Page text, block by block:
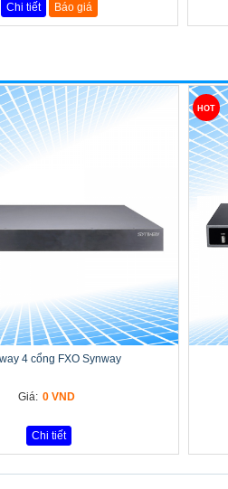
Chi tiết Báo giá
4 cổng FXO Synway
Giá: 0 VND
Chi tiết
HOT